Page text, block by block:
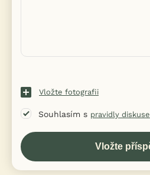
Vložte fotografii
Souhlasím s pravidly diskuse